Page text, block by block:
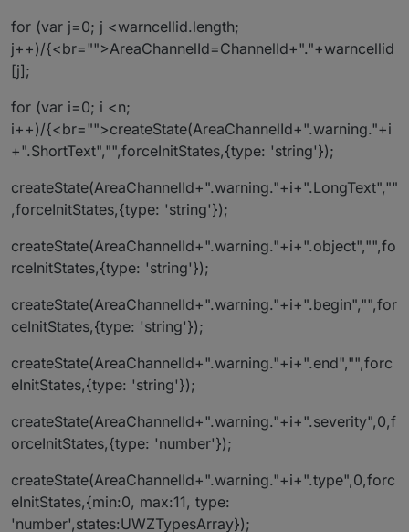
for (var j=0; j <warncellid.length;
j++)/{<br="">AreaChannelId=ChannelId+"."+warncellid
[j];
for (var i=0; i <n;
i++)/{<br="">createState(AreaChannelId+".warning."+i
+".ShortText","",forceInitStates,{type: 'string'});
createState(AreaChannelId+".warning."+i+".LongText",""
,forceInitStates,{type: 'string'});
createState(AreaChannelId+".warning."+i+".object","",fo
rceInitStates,{type: 'string'});
createState(AreaChannelId+".warning."+i+".begin","",for
ceInitStates,{type: 'string'});
createState(AreaChannelId+".warning."+i+".end","",forc
eInitStates,{type: 'string'});
createState(AreaChannelId+".warning."+i+".severity",0,f
orceInitStates,{type: 'number'});
createState(AreaChannelId+".warning."+i+".type",0,forc
eInitStates,{min:0, max:11, type:
'number',states:UWZTypesArray});